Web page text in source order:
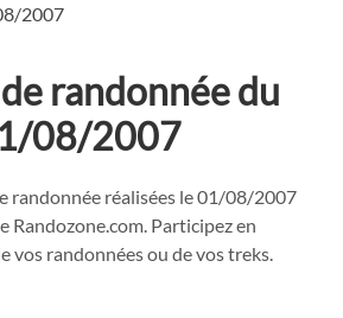
2007
randonnée du
08/2007
randonnée réalisées le 01/08/2007
Randozone.com. Participez en
vos randonnées ou de vos treks.